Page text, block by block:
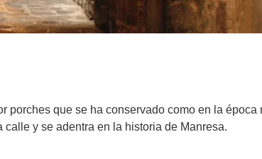
porches que se ha conservado como en la época
y se adentra en la historia de Manresa.